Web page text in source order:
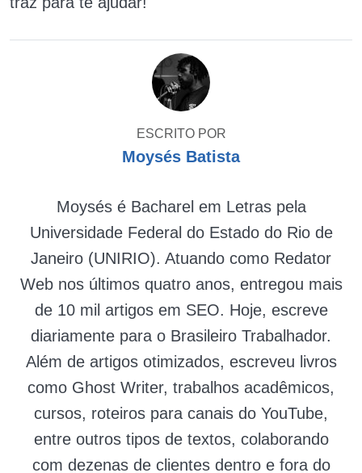
ESCRITO POR
Moysés Batista
Moysés é Bacharel em Letras pela
Universidade Federal do Estado do Rio de
Janeiro (UNIRIO). Atuando como Redator
Web nos últimos quatro anos, entregou mais
de 10 mil artigos em SEO. Hoje, escreve
diariamente para o Brasileiro Trabalhador.
Além de artigos otimizados, escreveu livros
como Ghost Writer, trabalhos acadêmicos,
cursos, roteiros para canais do YouTube,
entre outros tipos de textos, colaborando
com dezenas de clientes dentro e fora do